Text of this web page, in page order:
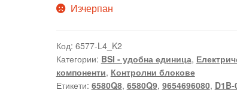
Изчерпан
Код: 6577-L4_K2
Категории: BSI - удобна единица,
компоненти, Контролни блокове
Етикети: 6580Q8, 6580Q9, 9654696080, D1B-